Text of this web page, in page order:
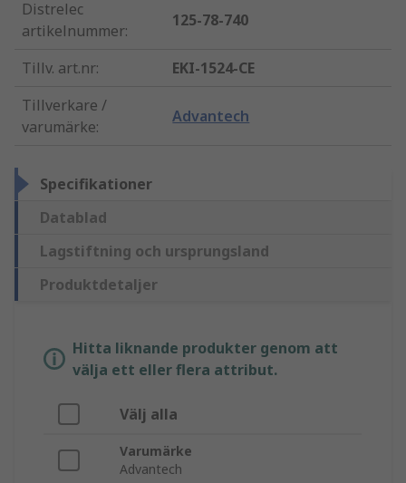
Distrelec
artikelnummer:
125-78-740
Tillv. art.nr:
EKI-1524-CE
Tillverkare /
varumärke:
Advantech
Specifikationer
Datablad
Lagstiftning och ursprungsland
Produktdetaljer
Hitta liknande produkter genom att
välja ett eller flera attribut.
Välj alla
Varumärke
Advantech